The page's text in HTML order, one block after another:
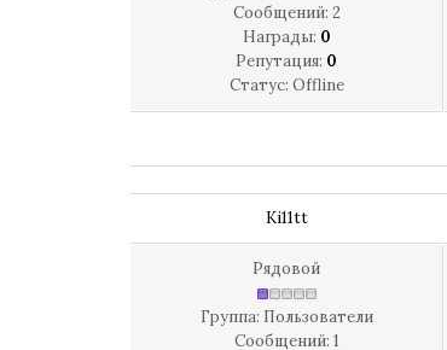
Сообщений: 2
Награды: 0
Репутация: 0
Статус: Offline
Ki11tt
Рядовой
Группа: Пользователи
Сообщений: 1